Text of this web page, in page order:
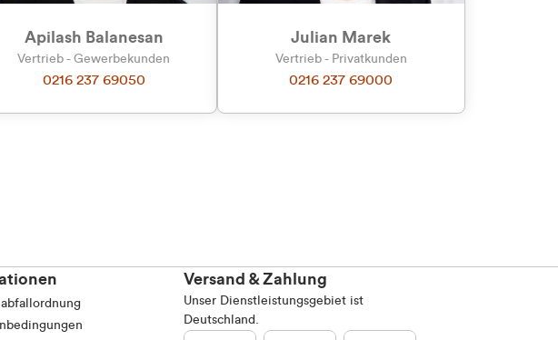
Apilash Balanesan
Vertrieb - Gewerbekunden
0216 237 69050
Julian Marek
Vertrieb - Privatkunden
0216 237 69000
Versand & Zahlung
Unser Dienstleistungsgebiet ist
Deutschland.